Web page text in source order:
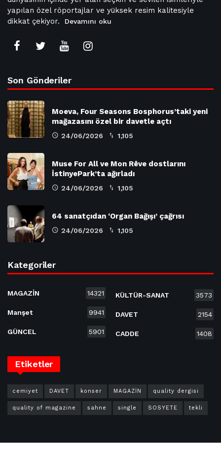
yapılan özel röportajlar ve yüksek resim kalitesiyle
dikkat çekiyor.
Devamını oku
Son Gönderiler
Moeva, Four Seasons Bosphorus’taki yeni
mağazasını özel bir davetle açtı
24/06/2026 1,105
Muse For All ve Mon Rêve dostlarını
İstinyePark’ta ağırladı
24/06/2026 1,105
64 sanatçıdan ‘Organ Bağışı’ çağrısı
24/06/2026 1,105
Kategoriler
MAGAZİN 14321
Manşet 9941
GÜNCEL 5901
KÜLTÜR-SANAT 3573
DAVET 2154
CADDE 1408
Etiketler
cemiyet DAVET konser MAGAZİN quality dergisi
quality of magazine sahne single SOSYETE tekli